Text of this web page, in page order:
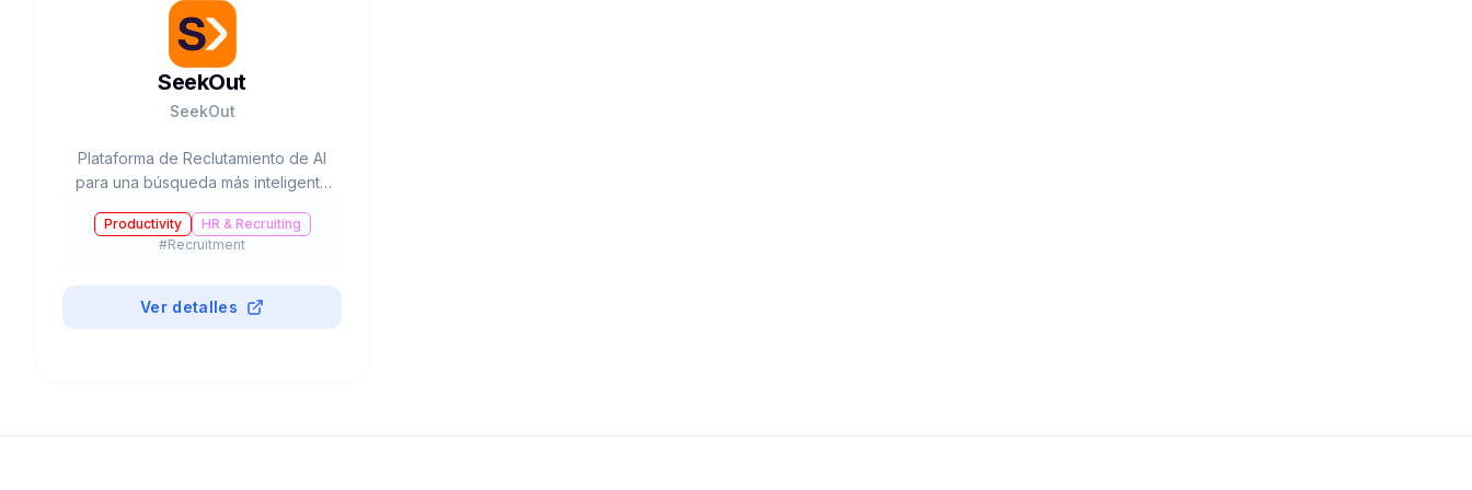
SeekOut
SeekOut
Plataforma de Reclutamiento de AI
para una búsqueda más inteligente
Productivity
HR & Recruiting
#Recruitment
Ver detalles